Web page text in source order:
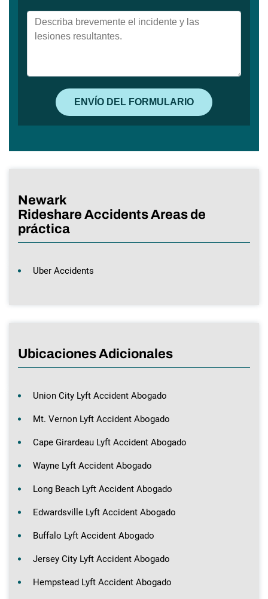
Newark
Rideshare Accidents Areas de
práctica
Uber Accidents
Ubicaciones Adicionales
Union City Lyft Accident Abogado
Mt. Vernon Lyft Accident Abogado
Cape Girardeau Lyft Accident Abogado
Wayne Lyft Accident Abogado
Long Beach Lyft Accident Abogado
Edwardsville Lyft Accident Abogado
Buffalo Lyft Accident Abogado
Jersey City Lyft Accident Abogado
Hempstead Lyft Accident Abogado